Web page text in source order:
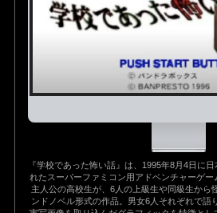
『学校であった怖い話』は、1995年8月4日に
れたスーパーファミコン用アドベンチャーゲ
主人公の高校生が、6人の上級生や同級生から
ンドノベル形式の作品。男女6人それぞれで語